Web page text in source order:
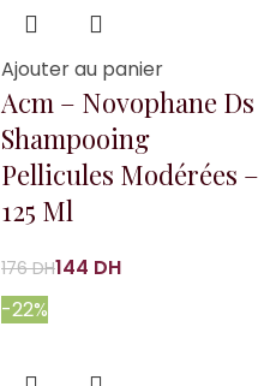
Ajouter au panier
Acm – Novophane Ds
Shampooing
Pellicules Modérées –
125 Ml
176DH144 DH
-22%